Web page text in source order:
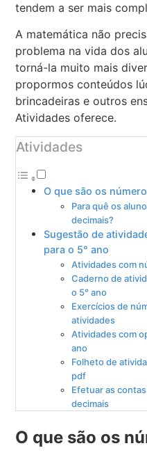
tendem a ser mais
A matemática não
problema na vida dos
torná-la muito mais
propormos conteúdos
brincadeiras e outros
Atividades oferece.
Atividades
O que são os
Para quê os
decimais?
Sugestão de
para o 5° ano
Atividades com
Caderno de
o 5° ano
Exercícios de
atividades
Atividades com
ano
Folheto de
pdf
Efetuar as
decimais
O que são os